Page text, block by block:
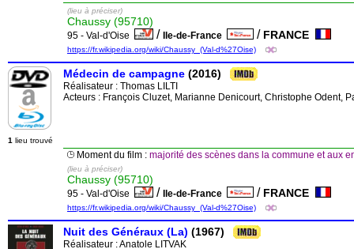
(lieu à préciser)
Chaussy (95710)
95 - Val-d'Oise / Ile-de-France / FRANCE
https://fr.wikipedia.org/wiki/Chaussy_(Val-d%27Oise)
Médecin de campagne (2016)
Réalisateur : Thomas LILTI
Acteurs : François Cluzet, Marianne Denicourt, Christophe Odent,
1 lieu trouvé
Moment du film : majorité des scènes dans la commune et aux
(lieu à préciser)
Chaussy (95710)
95 - Val-d'Oise / Ile-de-France / FRANCE
https://fr.wikipedia.org/wiki/Chaussy_(Val-d%27Oise)
Nuit des Généraux (La) (1967)
Réalisateur :Anatole LITVAK